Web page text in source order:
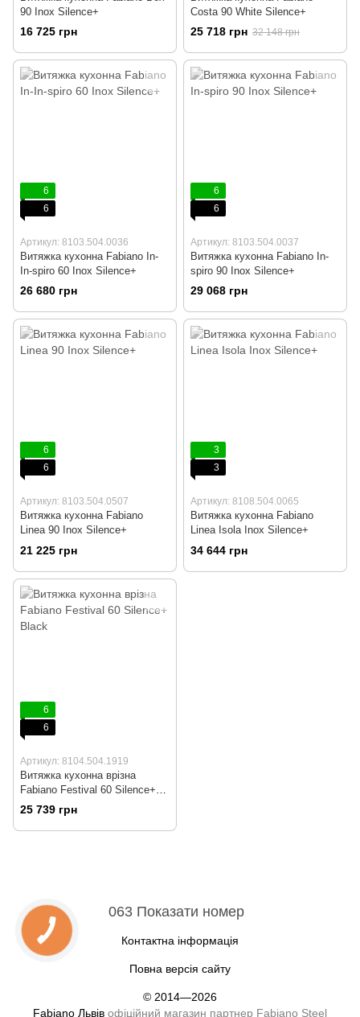
90 Inox Silence+
16 725 грн
Costa 90 White Silence+
25 718 грн 32 148 грн
6
6
Артикул: 8103.504.0036
Витяжка кухонна Fabiano In-
In-spiro 60 Inox Silence+
26 680 грн
6
6
Артикул: 8103.504.0037
Витяжка кухонна Fabiano In-
spiro 90 Inox Silence+
29 068 грн
6
6
Артикул: 8103.504.0507
Витяжка кухонна Fabiano
Linea 90 Inox Silence+
21 225 грн
3
3
Артикул: 8108.504.0065
Витяжка кухонна Fabiano
Linea Isola Inox Silence+
34 644 грн
6
6
Артикул: 8104.504.1919
Витяжка кухонна врізна
Fabiano Festival 60 Silence+
Black
25 739 грн
063 Показати номер
Контактна інформація
Повна версія сайту
© 2014—2026
Fabiano Львів офіційний магазин партнер Fabiano Steel